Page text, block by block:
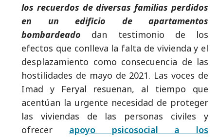
los recuerdos de diversas familias perdidos
en un edificio de apartamentos
bombardeado dan testimonio de los
efectos que conlleva la falta de vivienda y el
desplazamiento como consecuencia de las
hostilidades de mayo de 2021. Las voces de
Imad y Feryal resuenan, al tiempo que
acentúan la urgente necesidad de proteger
las viviendas de las personas civiles y
ofrecer apoyo psicosocial a los